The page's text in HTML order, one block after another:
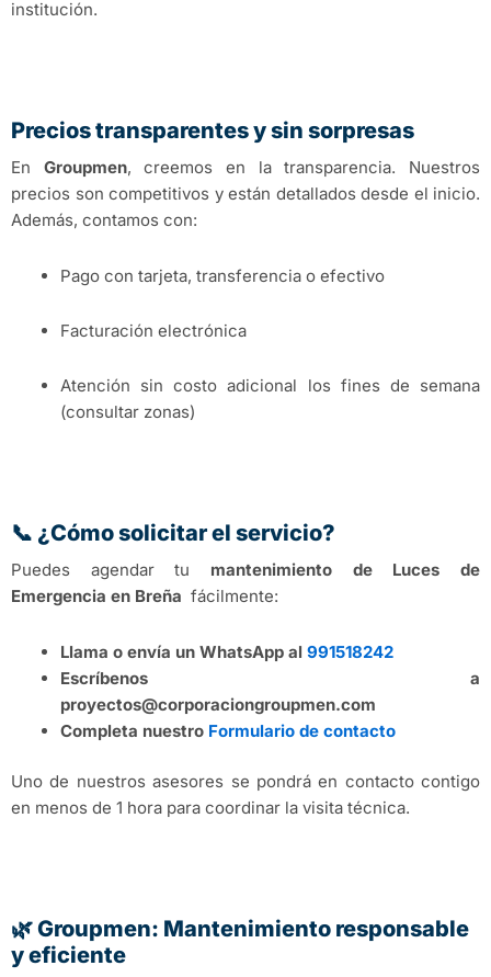
institución.
Precios transparentes y sin sorpresas
En Groupmen, creemos en la transparencia. Nuestros
precios son competitivos y están detallados desde el inicio.
Además, contamos con:
Pago con tarjeta, transferencia o efectivo
Facturación electrónica
Atención sin costo adicional los fines de semana
(consultar zonas)
📞 ¿Cómo solicitar el servicio?
Puedes agendar tu mantenimiento de Luces de
Emergencia en Breña fácilmente:
Llama o envía un WhatsApp al 991518242
Escríbenos a
proyectos@corporaciongroupmen.com
Completa nuestro Formulario de contacto
Uno de nuestros asesores se pondrá en contacto contigo
en menos de 1 hora para coordinar la visita técnica.
🌿 Groupmen: Mantenimiento responsable
y eficiente